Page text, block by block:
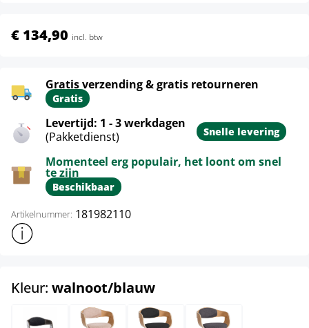
€ 134,90 incl. btw
Gratis verzending & gratis retourneren
Gratis
Levertijd: 1 - 3 werkdagen
(Pakketdienst)
Snelle levering
Momenteel erg populair, het loont om snel
te zijn
Beschikbaar
Artikelnummer: 181982110
Toon meer productinformatie
Kleur: walnoot/blauwselect